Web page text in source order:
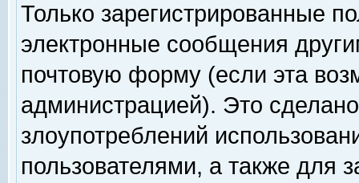
Только зарегистрированные
электронные сообщения
почтовую форму (если эта
администрацией). Это
злоупотреблений
пользователями, а также для